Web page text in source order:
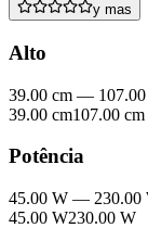
y mas
Alto
39.00 cm —
39.00 cm107.00 cm
Potência
45.00 W — 230.00
45.00 W230.00 W